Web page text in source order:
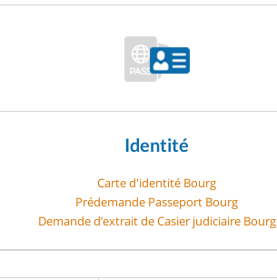
Identité
Carte d'identité Bourg
Prédemande Passeport Bourg
Demande d’extrait de Casier judiciaire Bourg